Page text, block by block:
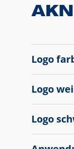
Logo
Logo
Logo